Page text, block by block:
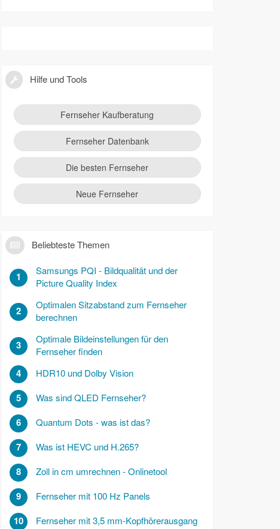
Hilfe und Tools
Fernseher Kaufberatung
Fernseher Datenbank
Die besten Fernseher
Neue Fernseher
Beliebteste Themen
1
Samsungs PQI - Bildqualität und der
Picture Quality Index
2
Optimalen Sitzabstand zum Fernseher
berechnen
3
Optimale Bildeinstellungen für den
Fernseher finden
4 HDR10 und Dolby Vision
5 Was sind QLED Fernseher?
6 Quantum Dots - was ist das?
7 Was ist HEVC und H.265?
8 Zoll in cm umrechnen - Onlinetool
9 Fernseher mit 100 Hz Panels
10 Fernseher mit 3,5 mm-Kopfhörerausgang